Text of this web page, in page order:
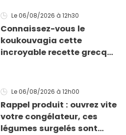
Le 06/08/2026 à 12h30
Connaissez-vous le
koukouvagia cette
incroyable recette grecque
Le 06/08/2026 à 12h00
Rappel produit : ouvrez vite
votre congélateur, ces
légumes surgelés sont